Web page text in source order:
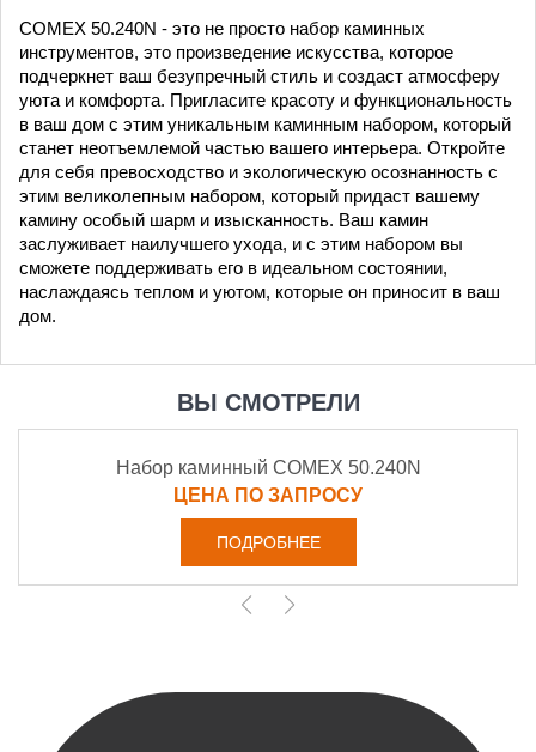
COMEX 50.240N - это не просто набор каминных
инструментов, это произведение искусства, которое
подчеркнет ваш безупречный стиль и создаст атмосферу
уюта и комфорта. Пригласите красоту и функциональность
в ваш дом с этим уникальным каминным набором, который
станет неотъемлемой частью вашего интерьера. Откройте
для себя превосходство и экологическую осознанность с
этим великолепным набором, который придаст вашему
камину особый шарм и изысканность. Ваш камин
заслуживает наилучшего ухода, и с этим набором вы
сможете поддерживать его в идеальном состоянии,
наслаждаясь теплом и уютом, которые он приносит в ваш
дом.
ВЫ СМОТРЕЛИ
Набор каминный COMEX 50.240N
ЦЕНА ПО ЗАПРОСУ
ПОДРОБНЕЕ